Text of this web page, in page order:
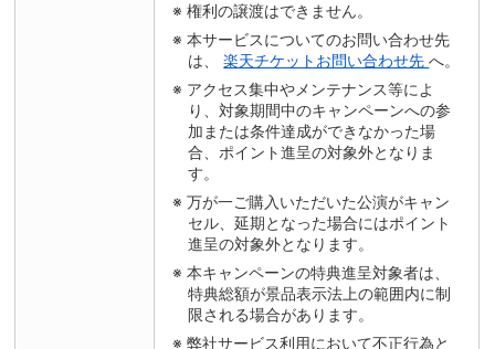
権利の譲渡はできません。
本サービスについてのお問い合わせ先
は、楽天チケットお問い合わせ先へ。
アクセス集中やメンテナンス等によ
り、対象期間中のキャンペーンへの参
加または条件達成ができなかった場
合、ポイント進呈の対象外となりま
す。
万が一ご購入いただいた公演がキャン
セル、延期となった場合にはポイント
進呈の対象外となります。
本キャンペーンの特典進呈対象者は、
特典総額が景品表示法上の範囲内に制
限される場合があります。
弊社サービス利用において不正行為と